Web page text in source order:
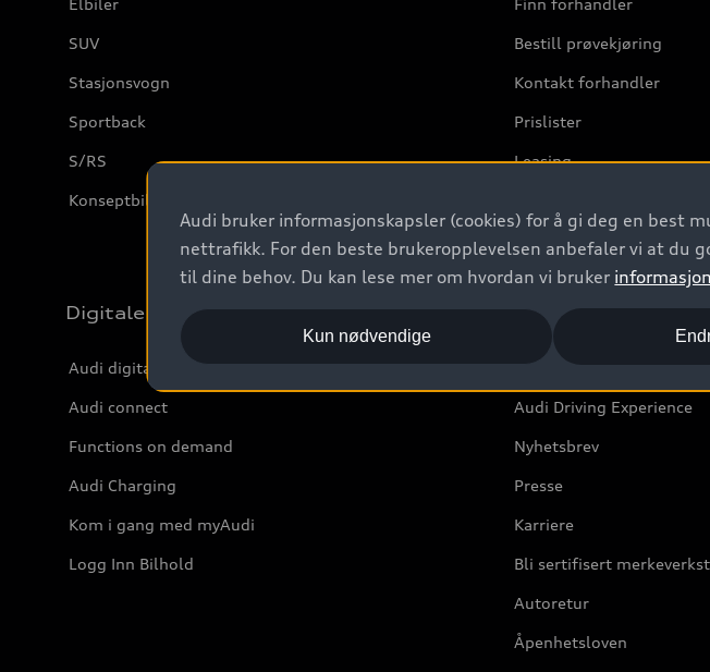
Elbiler
SUV
Stasjonsvogn
Sportback
S/RS
Konseptbiler og prototyper
Finn forhandler
Bestill prøvekjøring
Kontakt forhandler
Prislister
Leasing
Audi Forsikring
Digitale tjenester
Audi digitale tjenester
Audi connect
Functions on demand
Audi Charging
Kom i gang med myAudi
Logg Inn Bilhold
Audi Norge
Kundeservice
Audi Driving Experience
Nyhetsbrev
Presse
Karriere
Bli sertifisert
Autoretur
Åpenhetsloven
Audi bruker informasjonskapsler (cookies) for å gi deg en best
nettrafikk. For den beste brukeropplevelsen anbefaler vi at du
til dine behov. Du kan lese mer om hvordan vi bruker
Kun nødvendige